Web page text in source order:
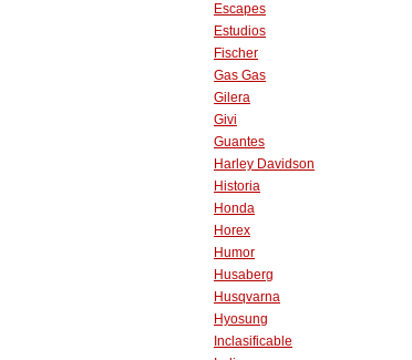
Escapes
Estudios
Fischer
Gas Gas
Gilera
Givi
Guantes
Harley Davidson
Historia
Honda
Horex
Humor
Husaberg
Husqvarna
Hyosung
Inclasificable